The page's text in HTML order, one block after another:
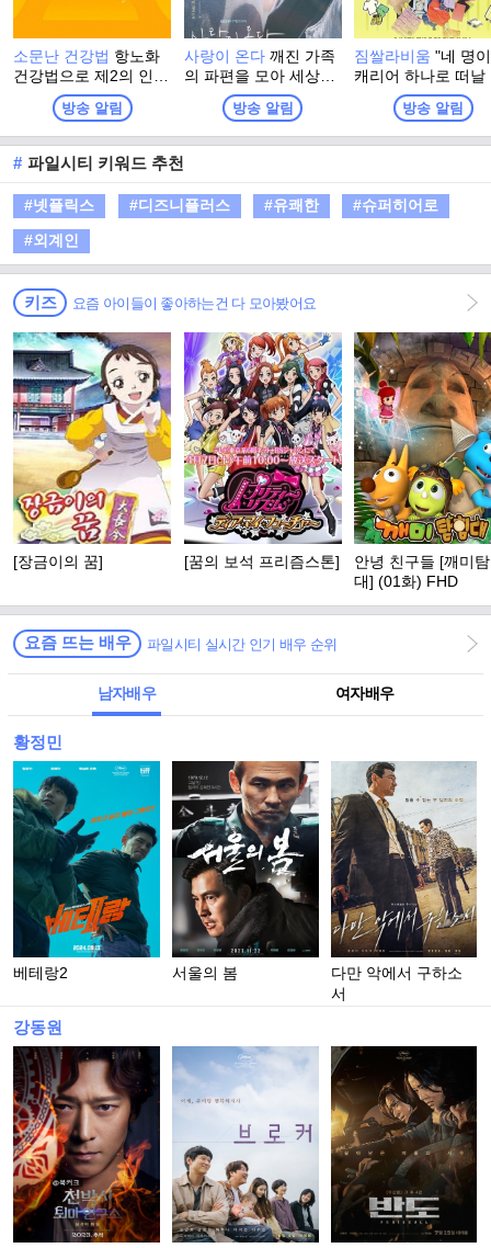
소문난 건강법 항노화
건강법으로 제2의 인생
을 활기차게 시작한 사
람들, 그들이 전하는 나
만의 건강법 이야기
방송 알림
사랑이 온다 깨진 가족
의 파편을 모아 세상에
서 가장 따뜻한 인생 한
상을 차려내는 두 남녀
의 패밀리 레시피 드라
방송 알림
짐쌀라비움"네 명
캐리어 하나로 떠날
있을까?" 상상을 현
로 만드는 여행 주
짐쌀라비움>!
방송 알림
# 파일시티 키워드 추천
#넷플릭스 #디즈니플러스 #유쾌한
#슈퍼히어로
#외계인
키즈 요즘 아이들이 좋아하는건 다 모아봤어요
[장금이의 꿈] [꿈의 보석 프리즘스톤]
안녕 친구들 [깨미
대] (01화) FHD
요즘 뜨는 배우 파일시티 실시간 인기 배우 순위
남자배우 여자배우
황정민
베테랑2 서울의 봄
다만 악에서 구하소
서
강동원